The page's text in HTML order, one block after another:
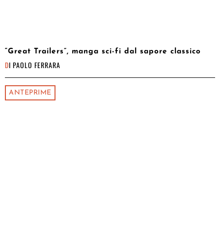
“Great Trailers”, manga sci-fi dal sapore classico
DI PAOLO FERRARA
ANTEPRIME